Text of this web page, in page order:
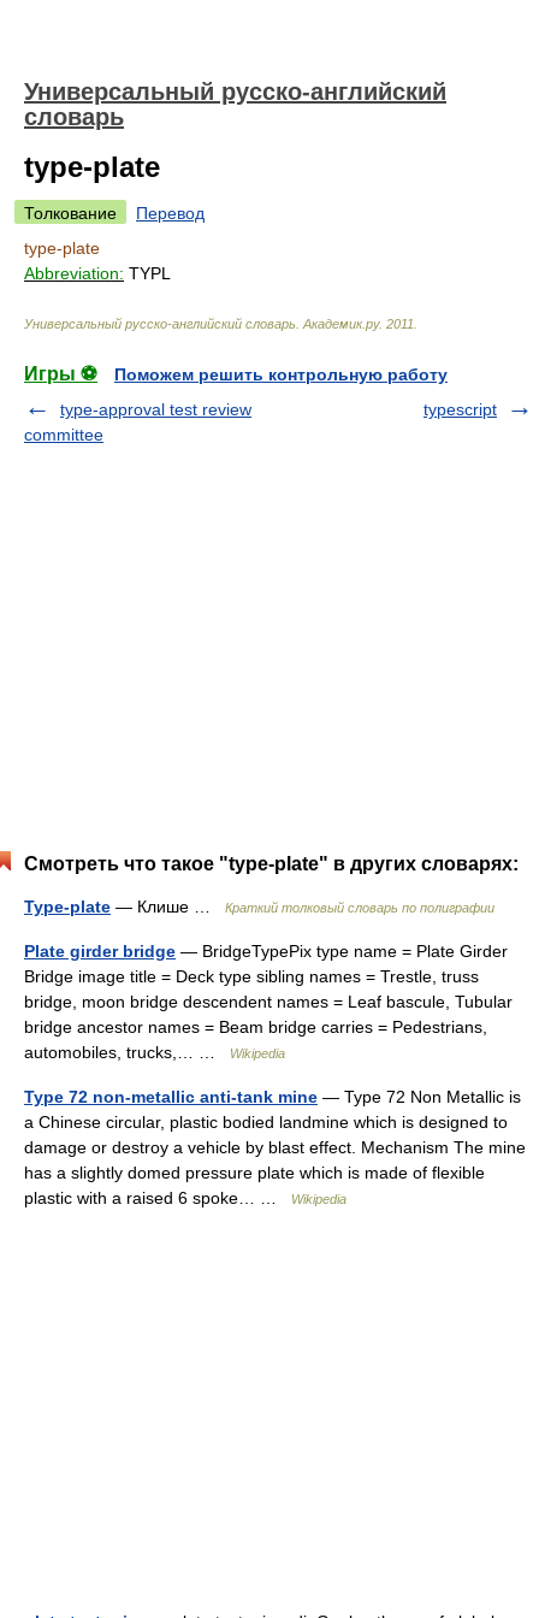
Универсальный русско-английский
словарь
type-plate
Толкование
Перевод
type-plate
Abbreviation: TYPL
Универсальный русско-английский словарь Академик.ру. 2011
Игры ⚽
Поможем решить контрольную работу
type-approval test review
committee
typescript
Смотреть что такое "type-plate" в других словарях:
Type-plate — Клише … Краткий толковый словарь по полиграфии
Plate girder bridge — BridgeTypePix type name = Plate Girder
Bridge image title = Deck type sibling names = Trestle, truss
bridge, moon bridge descendent names = Leaf bascule, Tubular
bridge ancestor names = Beam bridge carries = Pedestrians,
automobiles, trucks,… …
Wikipedia
Type 72 non-metallic anti-tank mine — Type 72 Non Metallic is
a Chinese circular, plastic bodied landmine which is designed to
damage or destroy a vehicle by blast effect. Mechanism The mine
has a slightly domed pressure plate which is made of flexible
plastic with a raised 6 spoke… …
Wikipedia